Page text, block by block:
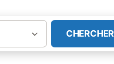
CHERCHER